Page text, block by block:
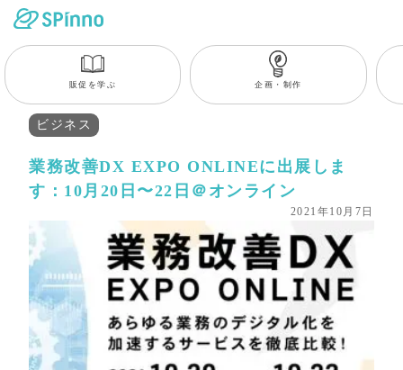
販促を学ぶ 企画・制作
ビジネス
業務改善DX EXPO ONLINEに出展しま
す：10月20日〜22日＠オンライン
2021年10月7日